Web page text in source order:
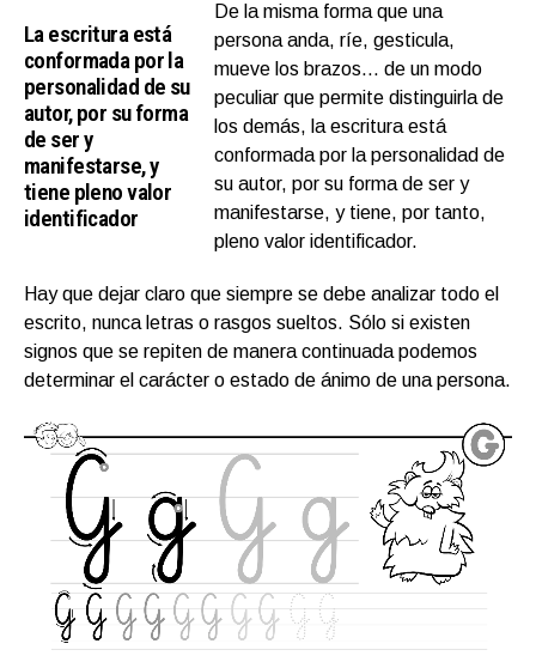
La escritura está
conformada por la
personalidad de su
autor, por su forma
de ser y
manifestarse, y
tiene pleno valor
identificador
De la misma forma que una
persona anda, ríe, gesticula,
mueve los brazos… de un modo
peculiar que permite distinguirla de
los demás, la escritura está
conformada por la personalidad de
su autor, por su forma de ser y
manifestarse, y tiene, por tanto,
pleno valor identificador.
Hay que dejar claro que siempre se debe analizar todo el
escrito, nunca letras o rasgos sueltos. Sólo si existen
signos que se repiten de manera continuada podemos
determinar el carácter o estado de ánimo de una persona.